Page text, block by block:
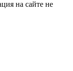
на сайте не